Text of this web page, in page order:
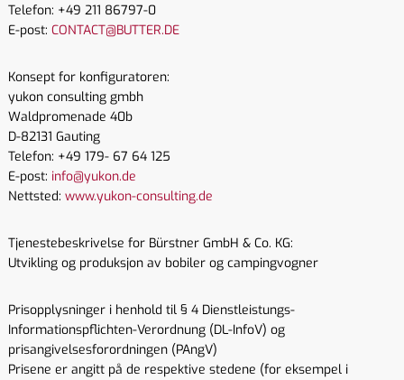
Telefon: +49 211 86797-0
E-post: CONTACT@BUTTER.DE
Konsept for konfiguratoren:
yukon consulting gmbh
Waldpromenade 40b
D-82131 Gauting
Telefon: +49 179- 67 64 125
E-post: info@yukon.de
Nettsted: www.yukon-consulting.de
Tjenestebeskrivelse for Bürstner GmbH & Co. KG:
Utvikling og produksjon av bobiler og campingvogner
Prisopplysninger i henhold til § 4 Dienstleistungs-
Informationspflichten-Verordnung (DL-InfoV) og
prisangivelsesforordningen (PAngV)
Prisene er angitt på de respektive stedene (for eksempel i